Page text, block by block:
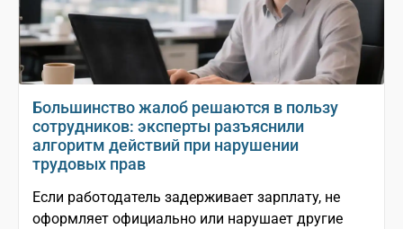
Большинство жалоб решаются в пользу
сотрудников: эксперты разъяснили
алгоритм действий при нарушении
трудовых прав
Если работодатель задерживает зарплату, не
оформляет официально или нарушает другие